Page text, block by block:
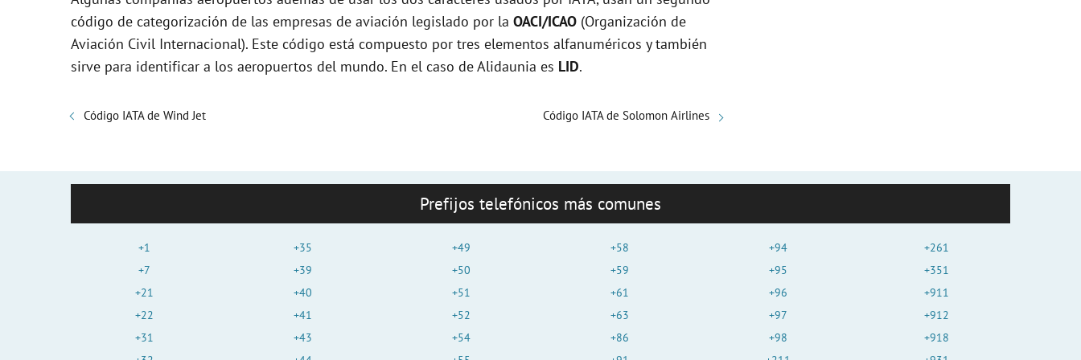
e
código de categorización de las empresas de aviación legislado por la OACI/ICAO (Organización de
Aviación Civil Internacional). Este código está compuesto por tres elementos alfanuméricos y también
sirve para identificar a los aeropuertos del mundo. En el caso de Alidaunia es LID.
Código IATA de Wind Jet Código IATA de Solomon Airlines
Prefijos telefónicos más comunes
+1
+7
+21
+22
+31
+35
+39
+40
+41
+43
+49
+50
+51
+52
+54
+58
+59
+61
+63
+86
+94
+95
+96
+97
+98
+261
+351
+911
+912
+918